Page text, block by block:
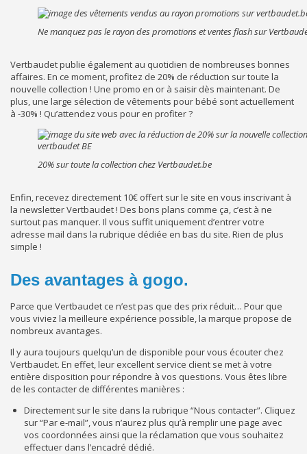
Ne manquez pas le rayon des promotions et ventes flash sur
Vertbaudet publie également au quotidien de nombreuses bonnes
affaires. En ce moment, profitez de 20% de réduction sur toute la
nouvelle collection ! Une promo en or à saisir dès maintenant. De
plus, une large sélection de vêtements pour bébé sont actuellement
à -30% ! Qu’attendez vous pour en profiter ?
20% sur toute la collection chez Vertbaudet.be
Enfin, recevez directement 10€ offert sur le site en vous inscrivant à
la newsletter Vertbaudet ! Des bons plans comme ça, c’est à ne
surtout pas manquer. Il vous suffit uniquement d’entrer votre
adresse mail dans la rubrique dédiée en bas du site. Rien de plus
simple !
Des avantages à gogo.
Parce que Vertbaudet ce n’est pas que des prix réduit… Pour que
vous viviez la meilleure expérience possible, la marque propose de
nombreux avantages.
Il y aura toujours quelqu’un de disponible pour vous écouter chez
Vertbaudet. En effet, leur excellent service client se met à votre
entière disposition pour répondre à vos questions. Vous êtes libre
de les contacter de différentes manières :
Directement sur le site dans la rubrique “Nous contacter”. Cliquez
sur “Par e-mail”, vous n’aurez plus qu’à remplir une page avec
vos coordonnées ainsi que la réclamation que vous souhaitez
effectuer dans l’encadré dédié.